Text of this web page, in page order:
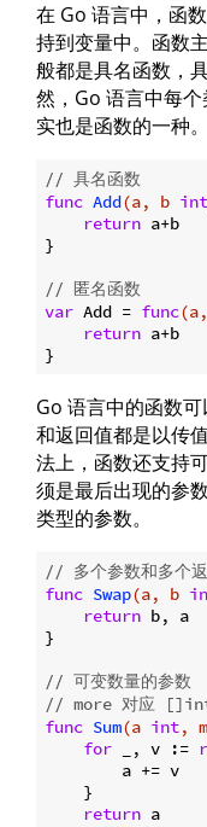
在 Go 语言中，函
持到变量中。函数
般都是具名函数，
然，Go 语言中每
实也是函数的一种。
// 具名函数
func Add(a, b int
return a+b
}
// 匿名函数
var Add = func
return a+b
Go 语言中的函数
和返回值都是以传
法上，函数还支持
须是最后出现的参
类型的参数。
// 多个参数和多个
func Swap(a, b
return b, a
}
// 可变数量的参数
// more 对应 []int
func Sum(a int,
for _, v :=
        a += v
    }
return a